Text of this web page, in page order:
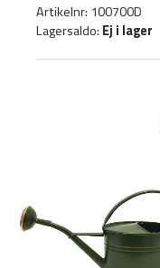
Artikelnr: 100700D
Lagersaldo: Ej i lager